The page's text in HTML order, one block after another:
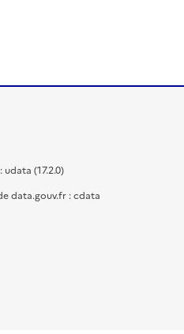
(17.2.0)
data.gouv.fr : cdata